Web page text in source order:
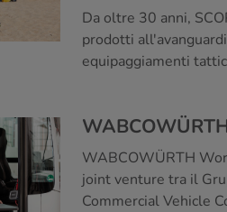
Da oltre 30 anni,
prodotti
equipaggiamenti
WABCOWÜRTH
joint venture tra il
Commercial Vehicle